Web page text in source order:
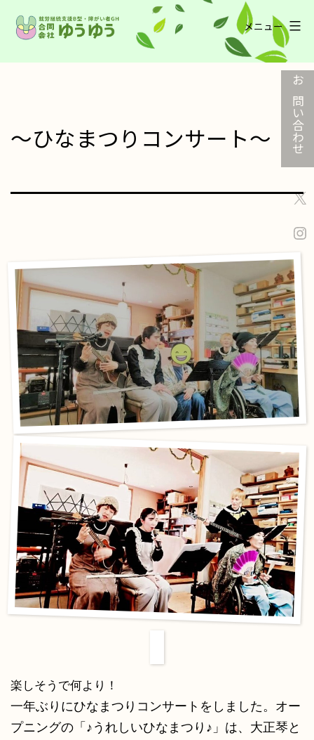
ゆ
う
メニュー
～ひなまつりコンサート～
楽しそうで何より！
一年ぶりにひなまつりコンサートをしました。オー
プニングの「♪うれしいひなまつり♪」は、大正琴と
お問い合わせ
X